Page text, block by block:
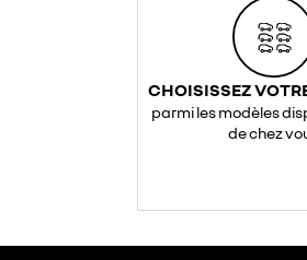
CHOISISSEZ
parmi les modèles
de chez